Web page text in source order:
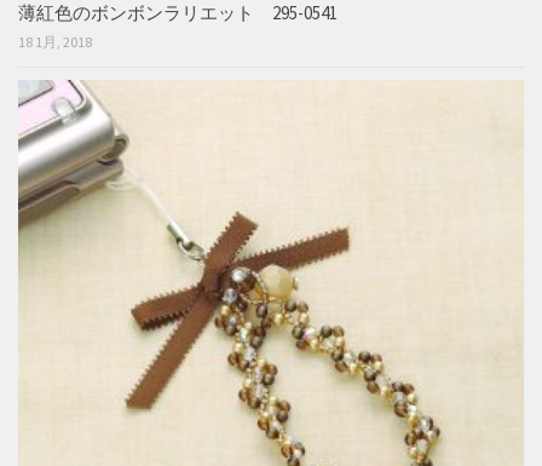
薄紅色のボンボンラリエット 295-0541
18 1月, 2018